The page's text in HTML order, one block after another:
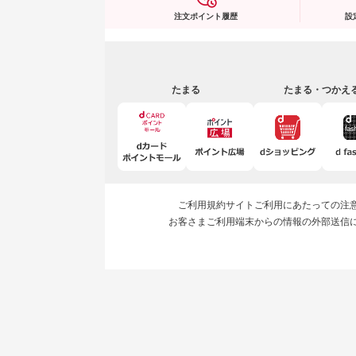
注文ポイント履歴 設
たまる たまる・つかえ
ご利用規約サイトご利用にあたっての注
お客さまご利用端末からの情報の外部送信